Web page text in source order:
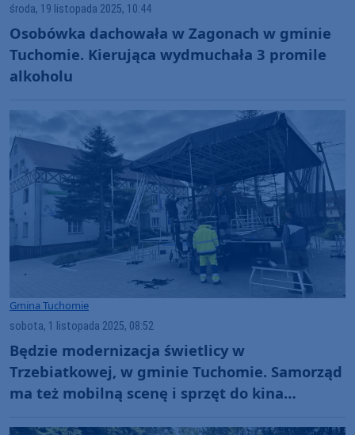
środa, 19 listopada 2025, 10:44
Osobówka dachowała w Zagonach w gminie
Tuchomie. Kierująca wydmuchała 3 promile
alkoholu
Gmina Tuchomie
sobota, 1 listopada 2025, 08:52
Będzie modernizacja świetlicy w
Trzebiatkowej, w gminie Tuchomie. Samorząd
ma też mobilną scenę i sprzęt do kina